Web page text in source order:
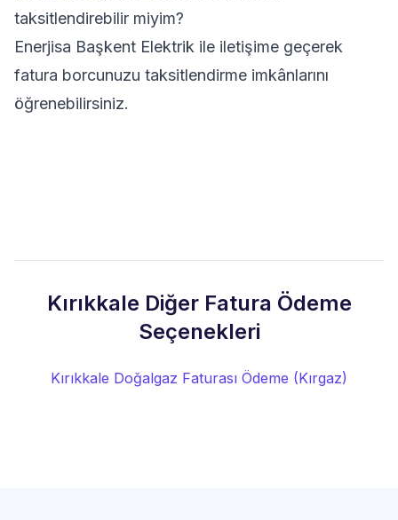
taksitlendirebilir miyim?
Enerjisa Başkent Elektrik ile iletişime geçerek
fatura borcunuzu taksitlendirme imkânlarını
öğrenebilirsiniz.
Kırıkkale Diğer Fatura Ödeme
Seçenekleri
Kırıkkale Doğalgaz Faturası Ödeme (Kırgaz)